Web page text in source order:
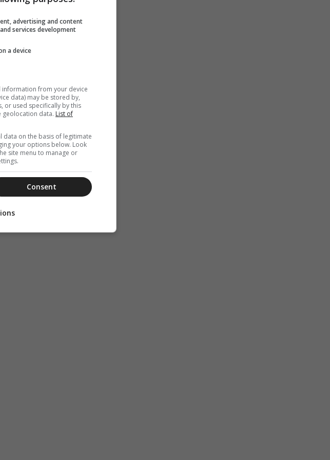
advertising and content
services development
a device
from your device
data) may be stored by,
or used specifically by this
geolocation data. List of
data on the basis of legitimate
your options below. Look
site menu to manage or
Consent